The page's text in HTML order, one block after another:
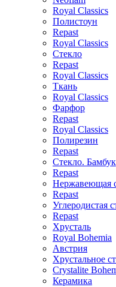
Royal Classics
Полистоун
Repast
Royal Classics
Стекло
Repast
Royal Classics
Ткань
Royal Classics
Фарфор
Repast
Royal Classics
Полирезин
Repast
Стекло. Бамбук
Repast
Нержавеющая
Repast
Углеродистая
Repast
Хрусталь
Royal Bohemia
Австрия
Хрустальное
Crystalite
Керамика